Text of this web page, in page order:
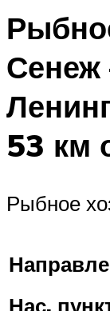
Сенеж
53 км
Рыбное
Нас.